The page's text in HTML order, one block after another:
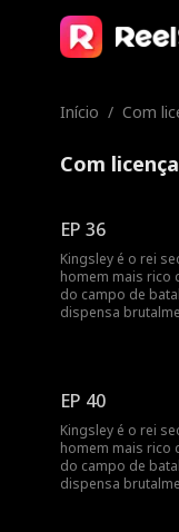
Início / Com
Com
EP 36
Kingsley é o rei
homem mais rico
do campo de
dispensa
EP 40
Kingsley é o rei
homem mais rico
do campo de
dispensa